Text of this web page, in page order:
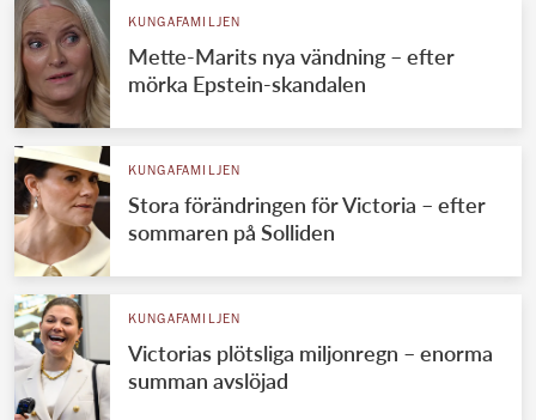
KUNGAFAMILJEN
Mette-Marits nya vändning – efter
mörka Epstein-skandalen
KUNGAFAMILJEN
Stora förändringen för Victoria – efter
sommaren på Solliden
KUNGAFAMILJEN
Victorias plötsliga miljonregn – enorma
summan avslöjad